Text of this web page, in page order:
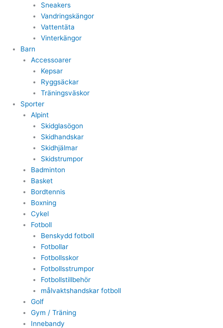
Sneakers
Vandringskängor
Vattentäta
Vinterkängor
Barn
Accessoarer
Kepsar
Ryggsäckar
Träningsväskor
Sporter
Alpint
Skidglasögon
Skidhandskar
Skidhjälmar
Skidstrumpor
Badminton
Basket
Bordtennis
Boxning
Cykel
Fotboll
Benskydd fotboll
Fotbollar
Fotbollsskor
Fotbollsstrumpor
Fotbollstillbehör
målvaktshandskar fotboll
Golf
Gym / Träning
Innebandy